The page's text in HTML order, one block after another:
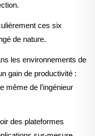
ces six
de nature.
les environnements de
gain de productivité :
même de l’ingénieur
des plateformes